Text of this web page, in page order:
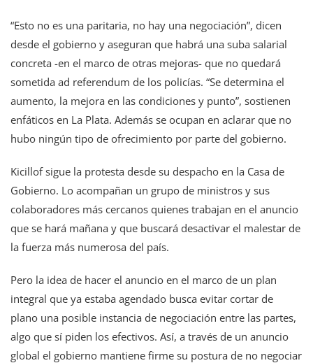
“Esto no es una paritaria, no hay una negociación”, dicen
desde el gobierno y aseguran que habrá una suba salarial
concreta -en el marco de otras mejoras- que no quedará
sometida ad referendum de los policías. “Se determina el
aumento, la mejora en las condiciones y punto”, sostienen
enfáticos en La Plata. Además se ocupan en aclarar que no
hubo ningún tipo de ofrecimiento por parte del gobierno.
Kicillof sigue la protesta desde su despacho en la Casa de
Gobierno. Lo acompañan un grupo de ministros y sus
colaboradores más cercanos quienes trabajan en el anuncio
que se hará mañana y que buscará desactivar el malestar de
la fuerza más numerosa del país.
Pero la idea de hacer el anuncio en el marco de un plan
integral que ya estaba agendado busca evitar cortar de
plano una posible instancia de negociación entre las partes,
algo que sí piden los efectivos. Así, a través de un anuncio
global el gobierno mantiene firme su postura de no negociar